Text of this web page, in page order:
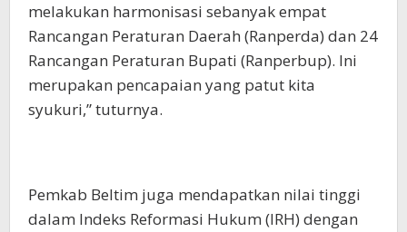
melakukan harmonisasi sebanyak empat
Rancangan Peraturan Daerah (Ranperda) dan 24
Rancangan Peraturan Bupati (Ranperbup). Ini
merupakan pencapaian yang patut kita
syukuri,” tuturnya.
Pemkab Beltim juga mendapatkan nilai tinggi
dalam Indeks Reformasi Hukum (IRH) dengan